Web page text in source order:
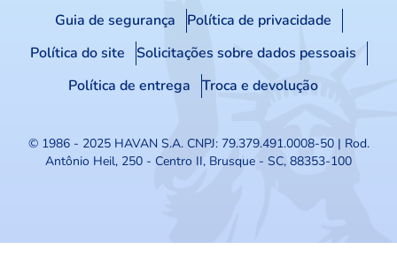
Guia de segurança
Política de privacidade
Política do site
Solicitações sobre dados pessoais
Política de entrega
Troca e devolução
© 1986 - 2025 HAVAN S.A. CNPJ: 79.379.491.0008-50 | Rod.
Antônio Heil, 250 - Centro II, Brusque - SC, 88353-100